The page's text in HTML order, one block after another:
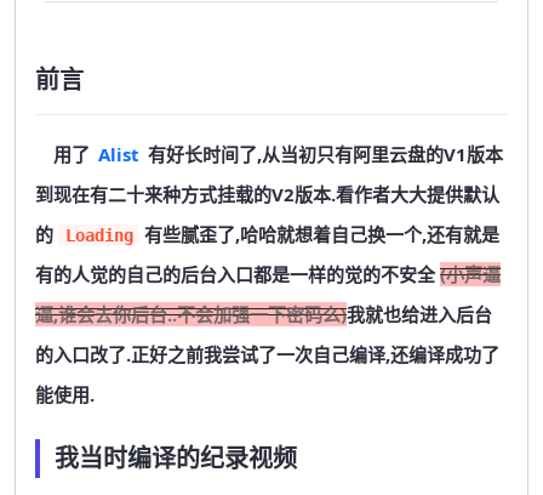
前言
用了 Alist 有好长时间了,从当初只有阿里云盘的V1版本
到现在有二十来种方式挂载的V2版本.看作者大大提供默认
的
Loading 有些腻歪了,哈哈就想着自己换一个,还有就是
有的人觉的自己的后台入口都是一样的觉的不安全(小声逼
逼,谁会去你后台..不会加强一下密码么)我就也给进入后台
的入口改了.正好之前我尝试了一次自己编译,还编译成功了
能使用.
我当时编译的纪录视频